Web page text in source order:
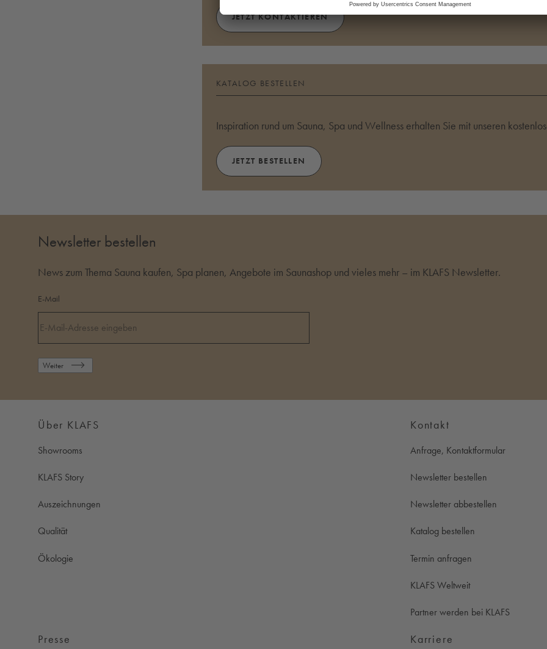
JETZT KONTAKTIEREN
KATALOG BESTELLEN
Inspiration rund um Sauna, Spa und Wellness erhalten Sie mit unseren
JETZT BESTELLEN
Newsletter bestellen
News zum Thema Sauna kaufen, Spa planen, Angebote im Saunashop und vieles mehr – im KLAFS Newsletter.
E-Mail
Weiter
Über KLAFS
Showrooms
KLAFS Story
Auszeichnungen
Qualität
Ökologie
Kontakt
Anfrage, Kontaktformular
Newsletter bestellen
Newsletter abbestellen
Katalog bestellen
Termin anfragen
KLAFS Weltweit
Partner werden bei KLAFS
Presse Karriere